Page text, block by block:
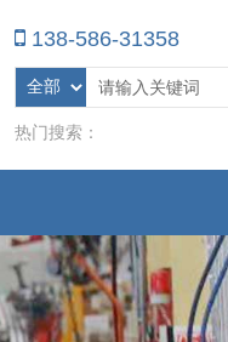
138-586-31358
热门搜索：